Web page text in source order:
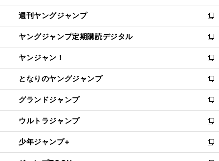
開
く
ウ
で
開
く
ン
ド
ウ
で
開
く
ウ
ィ
ン
ド
ウ
で
開
く
週刊ヤングジャンプ
新
し
い
ウ
ィ
ン
ド
ウ
で
開
く
ヤングジャンプ定期購読デジタル
新
し
い
ウ
ィ
ン
ド
ウ
で
開
く
ヤンジャン！
新
し
い
ウ
ィ
ン
ド
ウ
で
開
となりのヤングジャンプ
新
し
い
ウ
ィ
ン
ド
ウ
グランドジャンプ
新
し
い
ウ
ィ
ン
ウルトラジャンプ
新
し
い
ウ
少年ジャンプ+
新
し